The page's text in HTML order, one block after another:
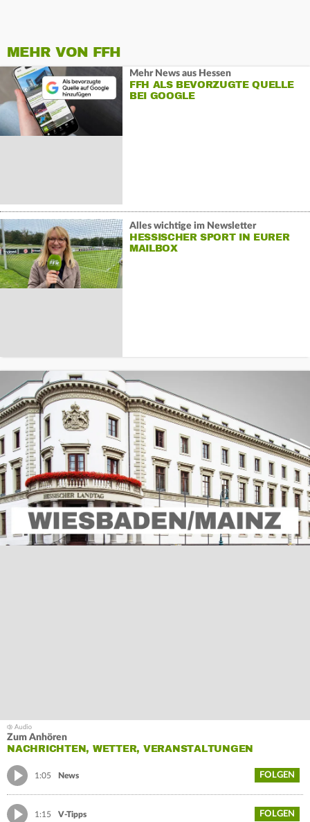
MEHR VON FFH
Mehr News aus Hessen
FFH ALS BEVORZUGTE QUELLE
BEI GOOGLE
Alles wichtige im Newsletter
HESSISCHER SPORT IN EURER
MAILBOX
Zum Anhören
NACHRICHTEN, WETTER, VERANSTALTUNGEN
1:05 News FOLGEN
1:15 V-Tipps FOLGEN